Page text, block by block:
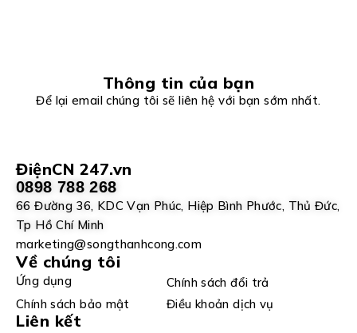
ĐiệnCN 247.vn
0898 788 268
66 Đường 36, KDC Vạn Phúc, Hiệp Bình Phước, Thủ Đức,
Tp Hồ Chí Minh
marketing@songthanhcong.com
Về chúng tôi
Ứng dụng
Chính sách đổi trả
Chính sách bảo mật
Điều khoản dịch vụ
Liên kết
Thông tin của bạn
Để lại email chúng tôi sẽ liên hệ với bạn sớm nhất.